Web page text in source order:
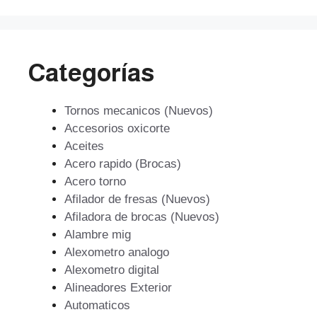
Categorías
Tornos mecanicos (Nuevos)
Accesorios oxicorte
Aceites
Acero rapido (Brocas)
Acero torno
Afilador de fresas (Nuevos)
Afiladora de brocas (Nuevos)
Alambre mig
Alexometro analogo
Alexometro digital
Alineadores Exterior
Automaticos